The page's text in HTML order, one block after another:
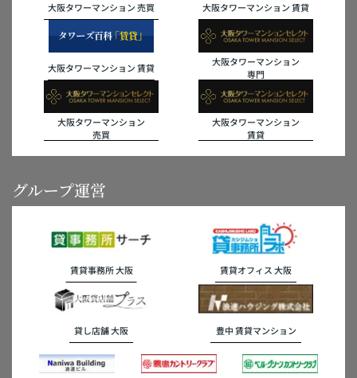
大阪タワーマンション 売買 大阪タワーマンション 賃貸
大阪タワーマンション 賃貸
大阪タワーマンション
専門
大阪タワーマンション
売買
大阪タワーマンション
賃貸
グループ運営
賃貸事務所 大阪 賃貸オフィス 大阪
貸し店舗 大阪 豊中 賃貸マンション